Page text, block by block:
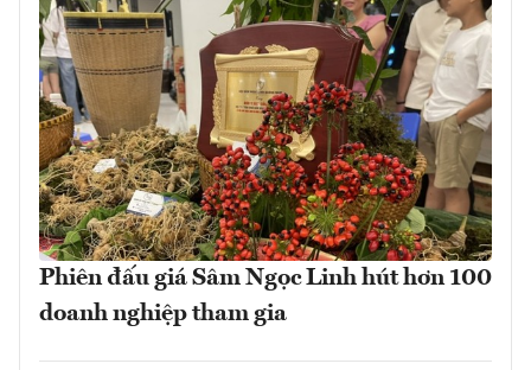
Phiên đấu giá Sâm Ngọc Linh hút hơn 100
doanh nghiệp tham gia